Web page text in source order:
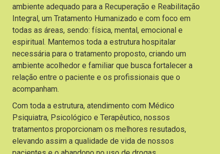
ambiente adequado para a Recuperação e Reabilitação
Integral, um Tratamento Humanizado e com foco em
todas as áreas, sendo: física, mental, emocional e
espiritual. Mantemos toda a estrutura hospitalar
necessária para o tratamento proposto, criando um
ambiente acolhedor e familiar que busca fortalecer a
relação entre o paciente e os profissionais que o
acompanham.
Com toda a estrutura, atendimento com Médico
Psiquiatra, Psicológico e Terapêutico, nossos
tratamentos proporcionam os melhores resutados,
elevando assim a qualidade de vida de nossos